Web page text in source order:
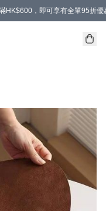
HK$600，即可享有全單95折優
滿HK$680(折扣後），可享有